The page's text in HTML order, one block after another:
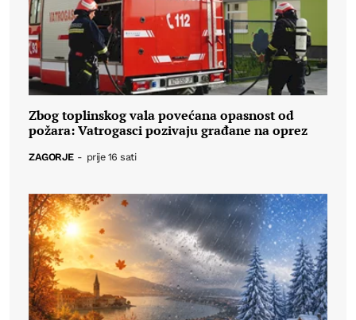
Zbog toplinskog vala povećana opasnost od
požara: Vatrogasci pozivaju građane na oprez
ZAGORJE - prije 16 sati